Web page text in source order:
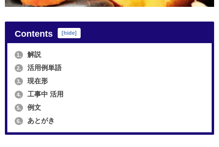
Contents [hide]
1. 解説
2. 活用例単語
3. 現在形
4. 工事中 活用
5. 例文
6. あとがき